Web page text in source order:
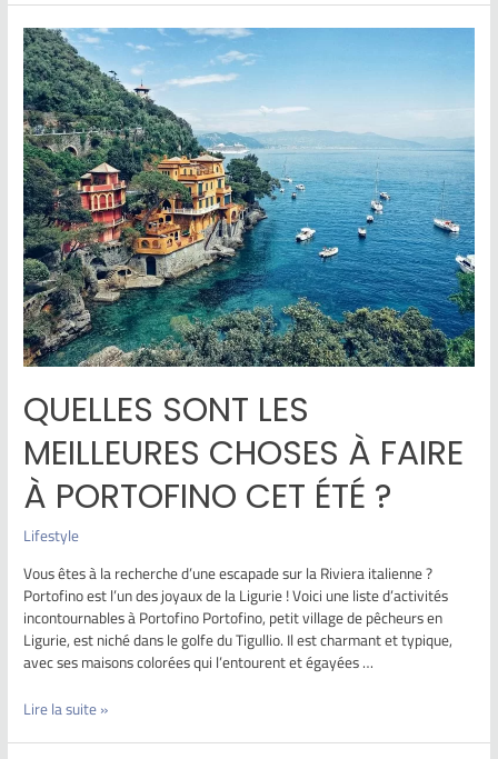
QUELLES SONT LES
MEILLEURES CHOSES À FAIRE
À PORTOFINO CET ÉTÉ ?
Lifestyle
Vous êtes à la recherche d’une escapade sur la Riviera italienne ?
Portofino est l’un des joyaux de la Ligurie ! Voici une liste d’activités
incontournables à Portofino Portofino, petit village de pêcheurs en
Ligurie, est niché dans le golfe du Tigullio. Il est charmant et typique,
avec ses maisons colorées qui l’entourent et égayées …
Lire la suite »